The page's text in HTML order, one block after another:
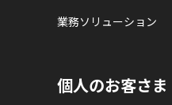
業務ソリューション
個人のお客さま